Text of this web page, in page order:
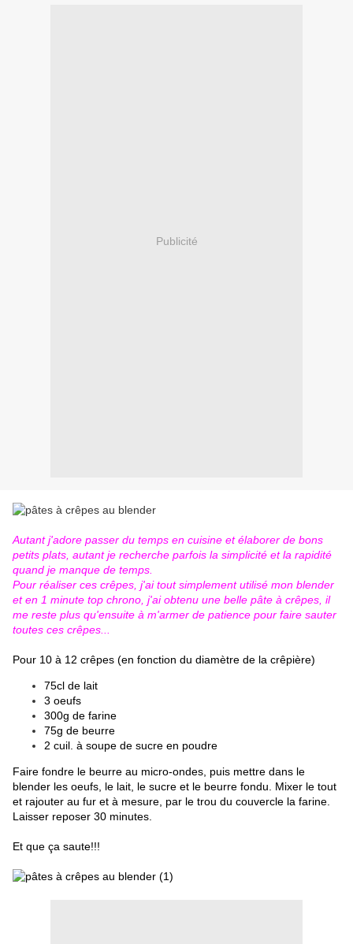
Publicité
Autant j'adore passer du temps en cuisine et élaborer de bons
petits plats, autant je recherche parfois la simplicité et la rapidité
quand je manque de temps.
Pour réaliser ces crêpes, j'ai tout simplement utilisé mon blender
et en 1 minute top chrono, j'ai obtenu une belle pâte à crêpes, il
me reste plus qu'ensuite à m'armer de patience pour faire sauter
toutes ces crêpes...
Pour 10 à 12 crêpes (en fonction du diamètre de la crêpière)
75cl de lait
3 oeufs
300g de farine
75g de beurre
2 cuil. à soupe de sucre en poudre
Faire fondre le beurre au micro-ondes, puis mettre dans le
blender les oeufs, le lait, le sucre et le beurre fondu. Mixer le tout
et rajouter au fur et à mesure, par le trou du couvercle la farine.
Laisser reposer 30 minutes.
Et que ça saute!!!